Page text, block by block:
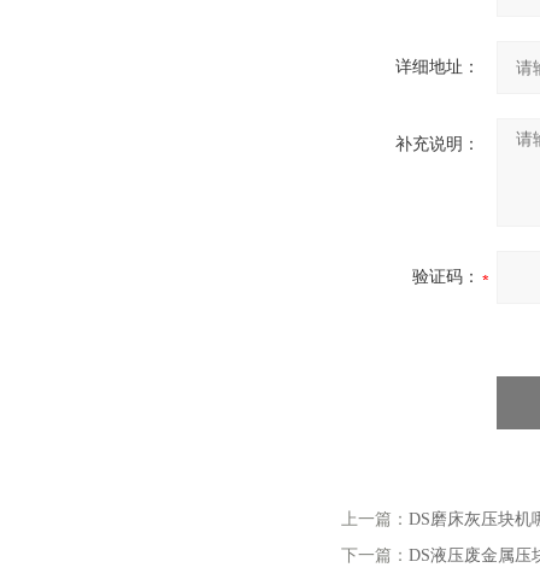
详细地址：
补充说明：
验证码：
上一篇： DS磨床灰压块机
下一篇： DS液压废金属压